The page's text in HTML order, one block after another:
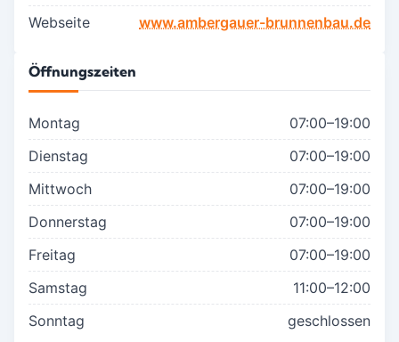
Webseite
www.ambergauer-brunnenbau.de
Öffnungszeiten
Montag
07:00–19:00
Dienstag
07:00–19:00
Mittwoch
07:00–19:00
Donnerstag
07:00–19:00
Freitag
07:00–19:00
Samstag
11:00–12:00
Sonntag
geschlossen